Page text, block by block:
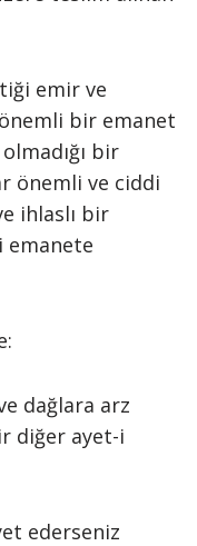
emir ve
bir emanet
bir
önemli ve ciddi
ihlaslı bir
emanete
dağlara arz
diğer ayet-i
ederseniz